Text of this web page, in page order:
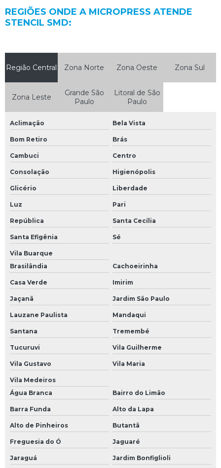
REGIÕES ONDE A MICROPRESS ATENDE
STENCIL SMD:
Região Central Zona Norte Zona Oeste Zona Sul
Zona Leste
Grande São
Paulo
Litoral de São
Paulo
Aclimação Bela Vista
Bom Retiro Brás
Cambuci Centro
Consolação Higienópolis
Glicério Liberdade
Luz Pari
República Santa Cecília
Santa Efigênia Sé
Vila Buarque
Brasilândia
Cachoeirinha
Casa Verde Imirim
Jaçanã Jardim São Paulo
Lauzane Paulista Mandaqui
Santana Tremembé
Tucuruvi Vila Guilherme
Vila Gustavo Vila Maria
Vila Medeiros
Água Branca
Bairro do Limão
Barra Funda Alto da Lapa
Alto de Pinheiros Butantã
Freguesia do Ó Jaguaré
Jaraguá Jardim Bonfiglioli